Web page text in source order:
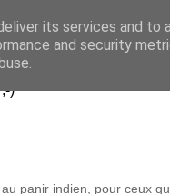
)
panir indien, pour ceux
its services and to
and security